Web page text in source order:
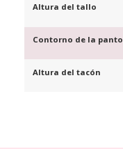
Altura del tallo
Contorno de la
Altura del tacón